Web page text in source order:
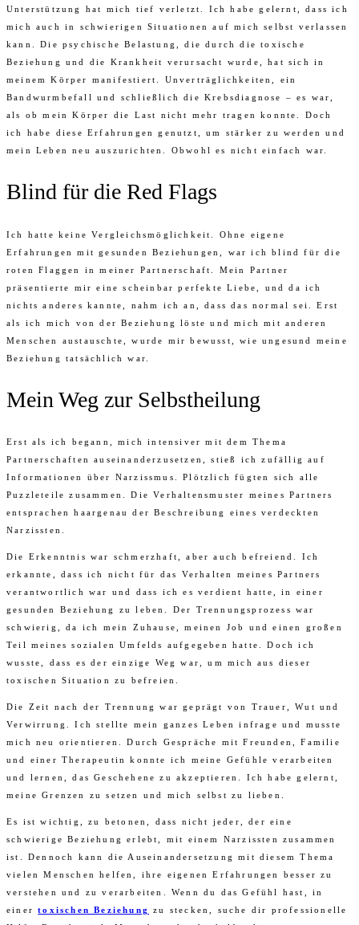
Unterstützung hat mich tief verletzt. Ich habe gelernt, dass ich
mich auch in schwierigen Situationen auf mich selbst verlassen
kann. Die psychische Belastung, die durch die toxische
Beziehung und die Krankheit verursacht wurde, hat sich in
meinem Körper manifestiert. Unverträglichkeiten, ein
Bandwurmbefall und schließlich die Krebsdiagnose – es war,
als ob mein Körper die Last nicht mehr tragen konnte. Doch
ich habe diese Erfahrungen genutzt, um stärker zu werden und
mein Leben neu auszurichten. Obwohl es nicht einfach war.
Blind für die Red Flags
Ich hatte keine Vergleichsmöglichkeit. Ohne eigene
Erfahrungen mit gesunden Beziehungen, war ich blind für die
roten Flaggen in meiner Partnerschaft. Mein Partner
präsentierte mir eine scheinbar perfekte Liebe, und da ich
nichts anderes kannte, nahm ich an, dass das normal sei. Erst
als ich mich von der Beziehung löste und mich mit anderen
Menschen austauschte, wurde mir bewusst, wie ungesund meine
Beziehung tatsächlich war.
Mein Weg zur Selbstheilung
Erst als ich begann, mich intensiver mit dem Thema
Partnerschaften auseinanderzusetzen, stieß ich zufällig auf
Informationen über Narzissmus. Plötzlich fügten sich alle
Puzzleteile zusammen. Die Verhaltensmuster meines Partners
entsprachen haargenau der Beschreibung eines verdeckten
Narzissten.
Die Erkenntnis war schmerzhaft, aber auch befreiend. Ich
erkannte, dass ich nicht für das Verhalten meines Partners
verantwortlich war und dass ich es verdient hatte, in einer
gesunden Beziehung zu leben. Der Trennungsprozess war
schwierig, da ich mein Zuhause, meinen Job und einen großen
Teil meines sozialen Umfelds aufgegeben hatte. Doch ich
wusste, dass es der einzige Weg war, um mich aus dieser
toxischen Situation zu befreien.
Die Zeit nach der Trennung war geprägt von Trauer, Wut und
Verwirrung. Ich stellte mein ganzes Leben infrage und musste
mich neu orientieren. Durch Gespräche mit Freunden, Familie
und einer Therapeutin konnte ich meine Gefühle verarbeiten
und lernen, das Geschehene zu akzeptieren. Ich habe gelernt,
meine Grenzen zu setzen und mich selbst zu lieben.
Es ist wichtig, zu betonen, dass nicht jeder, der eine
schwierige Beziehung erlebt, mit einem Narzissten zusammen
ist. Dennoch kann die Auseinandersetzung mit diesem Thema
vielen Menschen helfen, ihre eigenen Erfahrungen besser zu
verstehen und zu verarbeiten. Wenn du das Gefühl hast, in
einertoxischen Beziehung
zu stecken, suche dir professionelle